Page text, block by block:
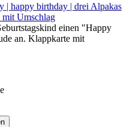
| happy birthday | drei Alpakas
Umschlag
einen "Happy
an. Klappkarte mit